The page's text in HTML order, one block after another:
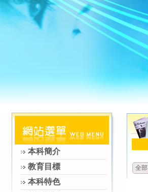
本科簡介
教育目標
本科特色
全部